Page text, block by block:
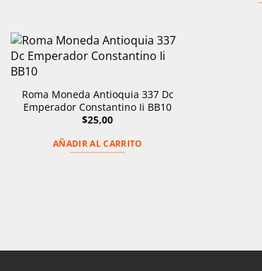
Roma Moneda Antioquia 337 Dc
Emperador Constantino Ii BB10
$25,00
AÑADIR AL CARRITO